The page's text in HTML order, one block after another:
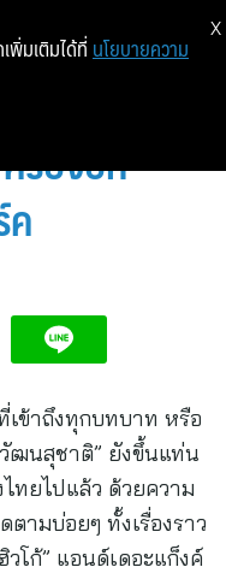
าว “น้อง
รบจบที่
เข้าถึงทุกบทบาท หรือ
ฒนสุชาติ” ยังขึ้นแท่น
ทยไปแล้ว ด้วยความ
ามบ่อยๆ ทั้งเรื่องราว
วโก้” แอนด์เดอะแก็งค์
พิ่มเติมได้ที่ นโยบายความ
X